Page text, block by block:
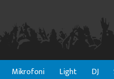
Mikrofoni Light DJ